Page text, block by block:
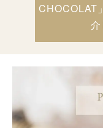
CHOCOLAT